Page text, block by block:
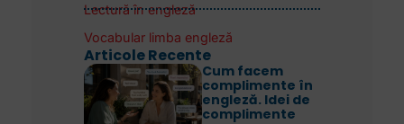
Lectură în engleză
Vocabular limba engleză
Articole Recente
Cum facem
complimente în
engleză. Idei de
complimente